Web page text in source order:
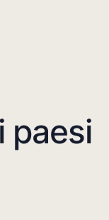
paesi